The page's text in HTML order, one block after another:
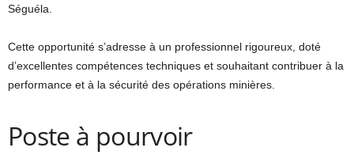
Séguéla.
Cette opportunité s’adresse à un professionnel rigoureux, doté
d’excellentes compétences techniques et souhaitant contribuer à la
performance et à la sécurité des opérations minières.
Poste à pourvoir